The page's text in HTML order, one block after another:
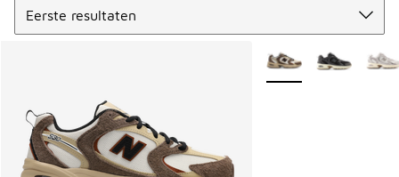
Meer kleuren